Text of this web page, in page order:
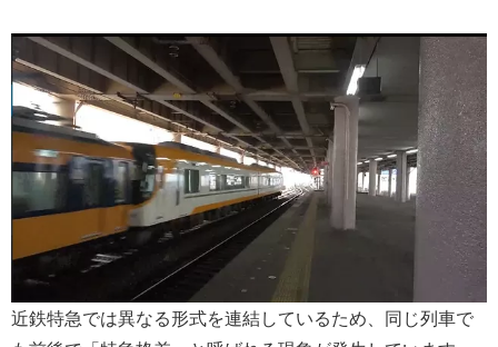
近鉄特急では異なる形式を連結しているため、同じ列車で